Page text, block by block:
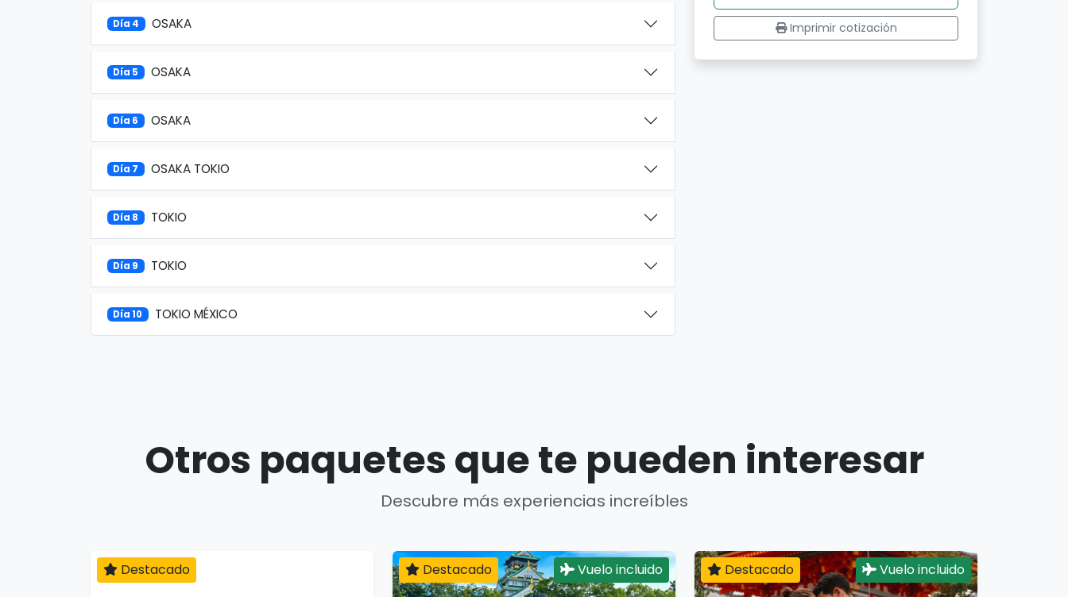
Día 4 OSAKA
Día 5 OSAKA
Día 6 OSAKA
Día 7 OSAKA TOKIO
Día 8 TOKIO
Día 9 TOKIO
Día 10 TOKIO MÉXICO
Imprimir cotización
Otros paquetes que te pueden interesar
Descubre más experiencias increíbles
Destacado Destacado Vuelo incluido Destacado Vuelo incluido